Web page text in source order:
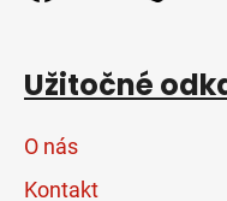
Užitočné
O nás
Kontakt